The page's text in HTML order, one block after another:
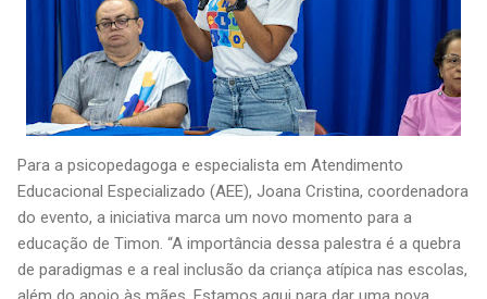
Para a psicopedagoga e especialista em Atendimento
Educacional Especializado (AEE), Joana Cristina, coordenadora
do evento, a iniciativa marca um novo momento para a
educação de Timon. “A importância dessa palestra é a quebra
de paradigmas e a real inclusão da criança atípica nas escolas,